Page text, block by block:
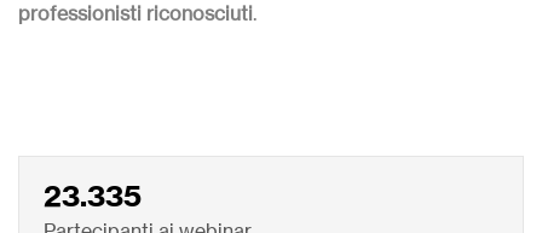
professionisti riconosciuti.
23.335